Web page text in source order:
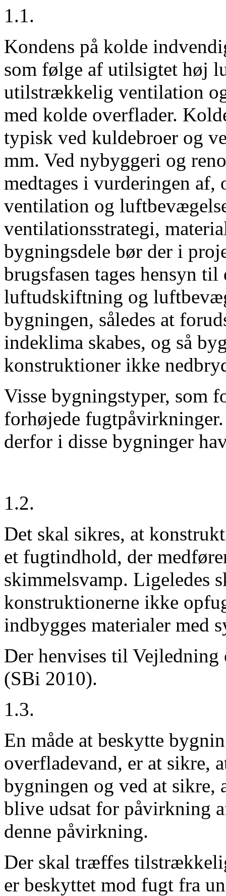
1.1.
Kondens på kolde
som følge af utilsigtet høj
utilstrækkelig ventilation
med kolde overflader.
typisk ved kuldebroer og
mm. Ved nybyggeri og
medtages i vurderingen
ventilation og
ventilationsstrategi,
bygningsdele bør der i
brugsfasen tages hensyn
luftudskiftning og
bygningen, således at
indeklima skabes, og så
konstruktioner ikke
Visse bygningstyper, som
forhøjede
derfor i disse bygninger
1.2.
Det skal sikres, at
et fugtindhold, der
skimmelsvamp. Ligeledes
konstruktionerne ikke
indbygges materialer med
Der henvises til
(SBi 2010).
1.3.
En måde at beskytte
overfladevand, er at sikre,
bygningen og ved at sikre,
blive udsat for påvirkning
denne påvirkning.
Der skal træffes
er beskyttet mod fugt fra